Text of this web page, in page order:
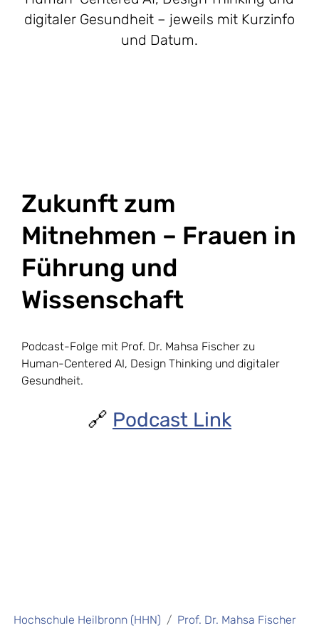
digitaler Gesundheit – jeweils mit Kurzinfo
und Datum.
Zukunft zum
Mitnehmen – Frauen in
Führung und
Wissenschaft
Podcast-Folge mit Prof. Dr. Mahsa Fischer zu
Human-Centered AI, Design Thinking und digitaler
Gesundheit.
🔗 Podcast Link
Hochschule Heilbronn (HHN)
Prof. Dr. Mahsa Fischer